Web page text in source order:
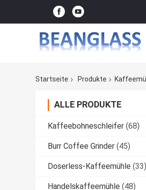
Startseite
Produkte
ALLE PRODUKTE
Kaffeebohneschleifer (68)
Burr Coffee Grinder (45)
Doserless-Kaffeemühle (33)
Handelskaffeemühle (48)